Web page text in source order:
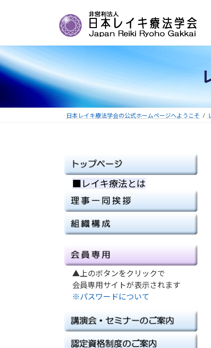
ツ
へ
ス
プ
シ
ョ
ン
動
日本レイキ療法学会の公式ホームページへようこそ
■レイキ療法とは
▲上のボタンをクリックで
会員専用サイトが表示されます
※パスワードについて